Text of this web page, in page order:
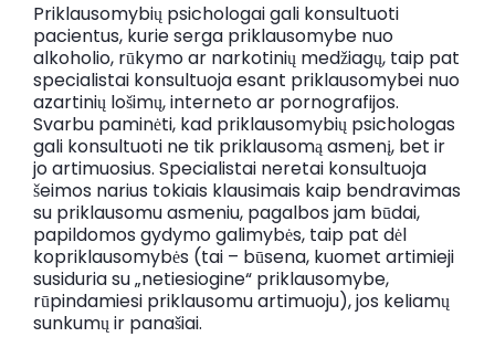
Priklausomybių psichologai gali konsultuoti
pacientus, kurie serga priklausomybe nuo
alkoholio, rūkymo ar narkotinių medžiagų, taip pat
specialistai konsultuoja esant priklausomybei nuo
azartinių lošimų, interneto ar pornografijos.
Svarbu paminėti, kad priklausomybių psichologas
gali konsultuoti ne tik priklausomą asmenį, bet ir
jo artimuosius. Specialistai neretai konsultuoja
šeimos narius tokiais klausimais kaip bendravimas
su priklausomu asmeniu, pagalbos jam būdai,
papildomos gydymo galimybės, taip pat dėl
kopriklausomybės (tai – būsena, kuomet artimieji
susiduria su „netiesiogine“ priklausomybe,
rūpindamiesi priklausomu artimuoju), jos keliamų
sunkumų ir panašiai.